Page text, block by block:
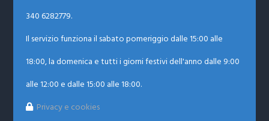
340 6282779.
Il servizio funziona il sabato pomeriggio dalle 15:00 alle
18:00, la domenica e tutti i giorni festivi dell'anno dalle 9:00
alle 12:00 e dalle 15:00 alle 18:00.
Privacy e cookies